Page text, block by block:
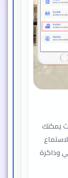
يمكنك
وذاكرة